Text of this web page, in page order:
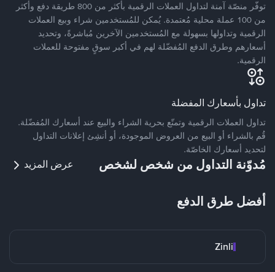
توفّر منصّة آمنة لتداول العملات الرقمية بأكثر من 800 طريقة دفع وأكثر
من 100 عملة محلية مُعتمدة. يُمكن للمُستخدمين شراء وبيع العملات
الرقمية وتداولها بسهولة مع المُستخدمين الآخرين مُباشرةً، وتحديد
أسعارهم وطرق الدفع المُفضّلة لهم في أكبر سوقٍ مفتوحة للعملات
الرقمية.
تداول بأسعارك المفضلة
تداول العملات الرقمية وتمتّع بحرية الشراء والبيع عند أسعارك المُفضّلة.
قُم بالشراء أو البيع من العروض الموجودة، أو أنشِئ إعلانات التداول
لتحديد أسعارك الخاصّة.
مُدوّنة التداول من شخص لشخص عرض المزيد
أفضل طرق الدفع
Zinli